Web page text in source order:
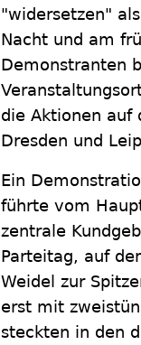
"widersetzen"
Nacht und am
Demonstranten
die Aktionen auf
Dresden und
Ein
führte vom
zentrale
Parteitag, auf
Weidel zur
erst mit
steckten in den